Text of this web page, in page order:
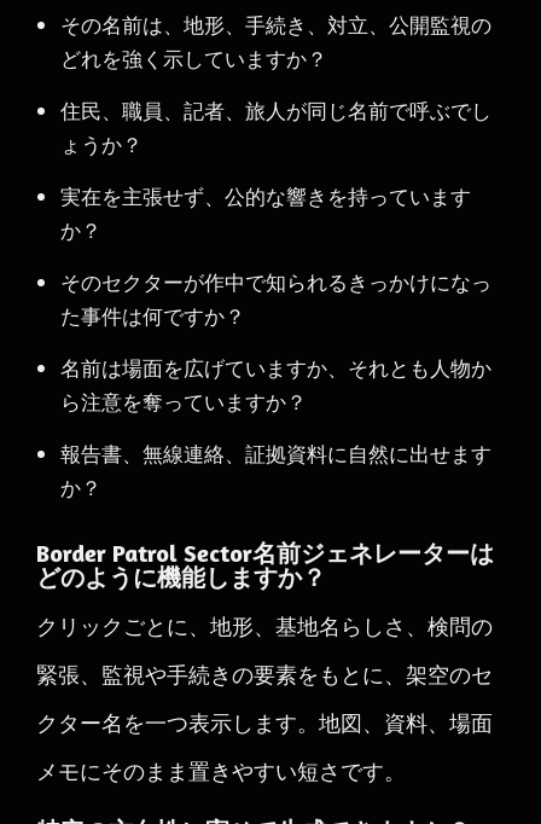
その名前は、地形、手続き、対立、公開監視の
どれを強く示していますか？
住民、職員、記者、旅人が同じ名前で呼ぶでし
ょうか？
実在を主張せず、公的な響きを持っています
か？
そのセクターが作中で知られるきっかけになっ
た事件は何ですか？
名前は場面を広げていますか、それとも人物か
ら注意を奪っていますか？
報告書、無線連絡、証拠資料に自然に出せます
か？
Border Patrol Sector名前ジェネレーターは
どのように機能しますか？
クリックごとに、地形、基地名らしさ、検問の
緊張、監視や手続きの要素をもとに、架空のセ
クター名を一つ表示します。地図、資料、場面
メモにそのまま置きやすい短さです。